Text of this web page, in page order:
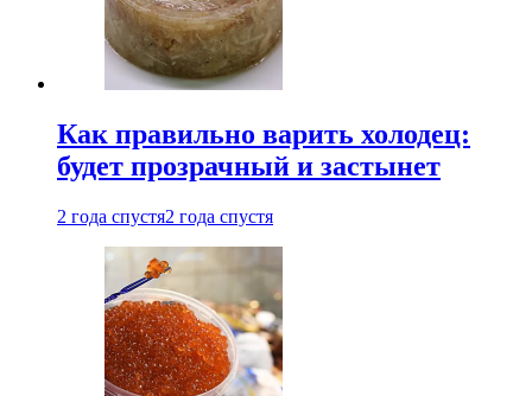
Как правильно варить холодец:
будет прозрачный и застынет
2 года спустя2 года спустя